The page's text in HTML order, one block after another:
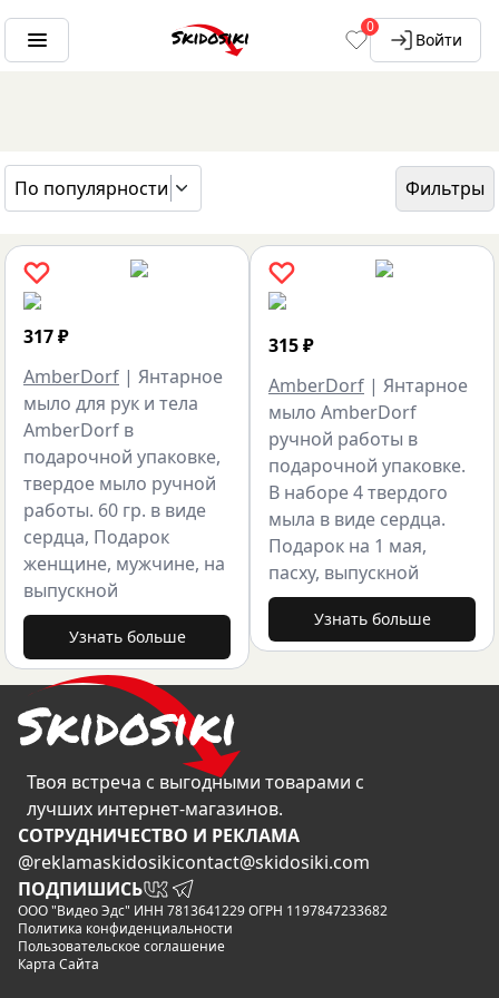
0
Войти
По популярности
Фильтры
ГЛАВНАЯ
БРЕНДЫ
317₽
AmberDorf | Янтарное
мыло для рук и тела
AmberDorf в
подарочной упаковке,
твердое мыло ручной
работы. 60 гр. в виде
сердца, Подарок
женщине, мужчине, на
выпускной
Узнать больше
315₽
AmberDorf | Янтарное
мыло AmberDorf
ручной работы в
подарочной упаковке.
В наборе 4 твердого
мыла в виде сердца.
Подарок на 1 мая,
пасху, выпускной
Узнать больше
Твоя встреча с выгодными товарами с
лучших интернет-магазинов.
CОТРУДНИЧЕСТВО И РЕКЛАМА
@reklamaskidosikicontact@skidosiki.com
ПОДПИШИСЬ
ООО "Видео Эдс" ИНН 7813641229 ОГРН 1197847233682
Политика конфиденциальности
Пользовательское соглашение
Карта Сайта